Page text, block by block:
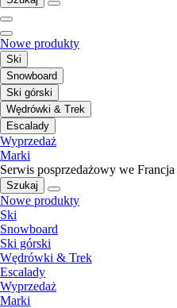
Nowe produkty
Ski
Snowboard
Ski górski
Wędrówki & Trek
Escalady
Wyprzedaż
Marki
Serwis posprzedażowy we Francja
Szukaj
Nowe produkty
Ski
Snowboard
Ski górski
Wędrówki & Trek
Escalady
Wyprzedaż
Marki